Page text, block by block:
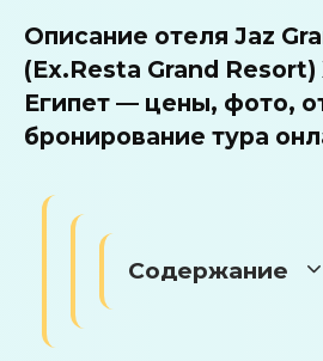
Описание отеля Jaz
(Ex.Resta Grand Resort)
Египет — цены, фото,
бронирование тура
Содержание